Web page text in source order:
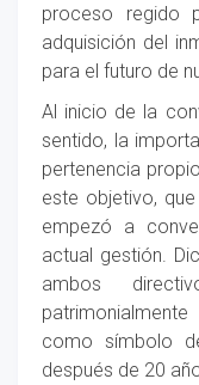
proceso regido
adquisición del
para el futuro de
Al inicio de la
sentido, la
pertenencia
este objetivo,
empezó a
actual gestión.
ambos
como símbolo
después de 20